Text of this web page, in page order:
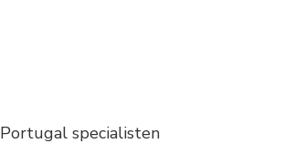
Portugal specialisten